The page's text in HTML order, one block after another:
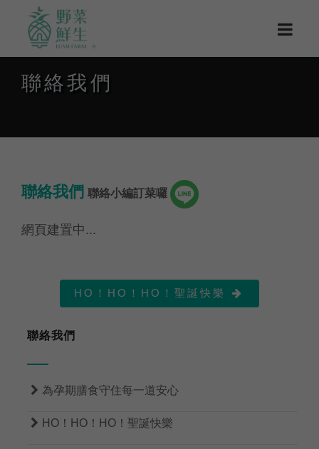
聯絡我們
聯絡我們 聯絡小編訂菜囉
網頁建置中...
HO！HO！HO！聖誕快樂 
聯絡我們
 為孕期膳食守住每一道安心
 HO！HO！HO！聖誕快樂